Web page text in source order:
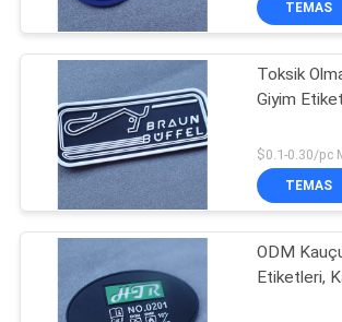
TEMAS
Toksik
Giyim
$0.1-0.30/pc
TEMAS
ODM
Etiketleri,